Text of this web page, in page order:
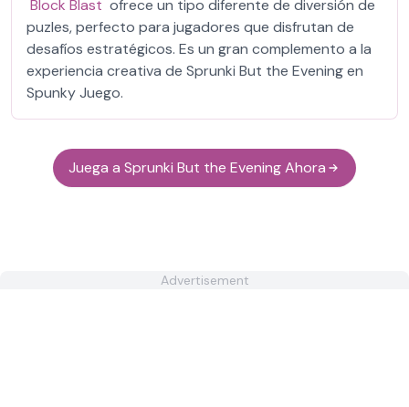
Block Blast ofrece un tipo diferente de diversión de
puzles, perfecto para jugadores que disfrutan de
desafíos estratégicos. Es un gran complemento a la
experiencia creativa de Sprunki But the Evening en
Spunky Juego.
Juega a Sprunki But the Evening Ahora
Advertisement